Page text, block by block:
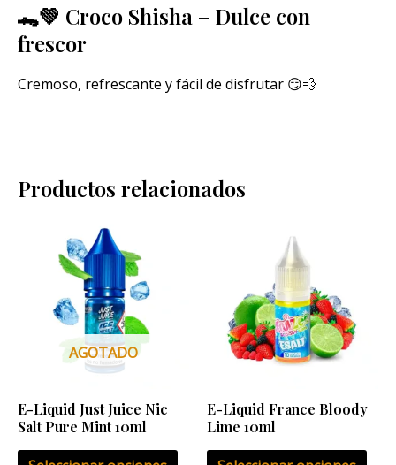
🐊💚 Croco Shisha – Dulce con
frescor
Cremoso, refrescante y fácil de disfrutar 😏💨
Productos relacionados
AGOTADO
E-Liquid Just Juice Nic
Salt Pure Mint 10ml
variantes.
pueden
E-Liquid France Bloody
Lime 10ml
de
precios:
desde
6,40 €
hasta
6,90 €